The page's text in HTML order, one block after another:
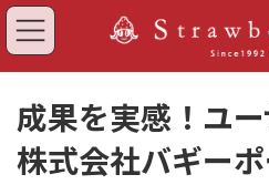
コ
テ
ン
ナ
ゲ
ー
成果を実感！ユ
株式会社バギー